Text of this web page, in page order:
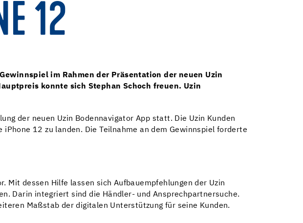
12
im Rahmen der Präsentation der neuen Uzin
konnte sich Stephan Schoch freuen. Uzin
der neuen Uzin Bodennavigator App statt. Die Uzin Kunden
12 zu landen. Die Teilnahme an dem Gewinnspiel forderte
Mit dessen Hilfe lassen sich Aufbauempfehlungen der Uzin
Darin integriert sind die Händler- und Ansprechpartnersuche.
Maßstab der digitalen Unterstützung für seine Kunden.